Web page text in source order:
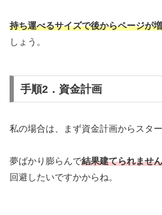
持ち運べるサイズで後からページが
しょう。
手順2．資金計画
私の場合は、まず資金計画からスタ
夢ばかり膨らんで結果建てられません
回避したいですかからね。